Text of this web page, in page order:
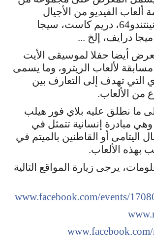
ألعاب الفيديو من الأجيال
السابقة مثل: نينتندو64، دريم كاست، سيجا
درايف، إلخ ...
أيضا حفلا لموسيقى الأيت
لألعاب الريترو، وما يسمى
التي تهدف إلى التعارف بين
من الألعاب.
ما نطلق عليه بلاي فور هيلب
مبادرة إنسانية تتمثل في
اليتامى أو القاطنين بالميتم في
بهذه الألعاب.
يرجى زيارة المواقع التالية
www.facebook.com/events/